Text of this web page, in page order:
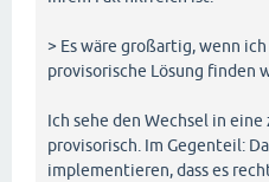
> Es wäre großartig, wenn
provisorische Lösung finden
Ich sehe den Wechsel in
provisorisch. Im Gegenteil:
implementieren, dass es